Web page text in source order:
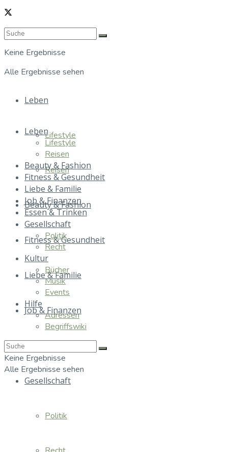
Keine Ergebnisse
Alle Ergebnisse sehen
Leben
Lifestyle
Reisen
Beauty & Fashion
Fitness & Gesundheit
Liebe & Familie
Job & Finanzen
Gesellschaft
Politik
Leben
Lifestyle
Reisen
Beauty & Fashion
Fitness & Gesundheit
Liebe & Familie
Job & Finanzen
Essen & Trinken
Gesellschaft
Politik
Recht
Kultur
Bücher
Musik
Events
Hilfe
Adressen
Begriffswiki
Keine Ergebnisse
Alle Ergebnisse sehen